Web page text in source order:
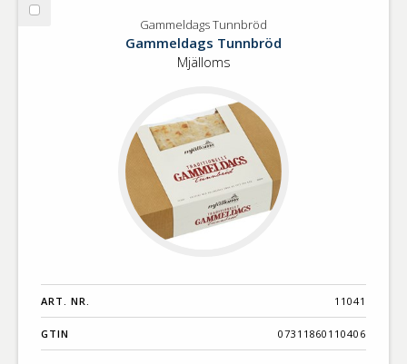
Välj
Gammeldags Tunnbröd
Gammeldags Tunnbröd
Mjälloms
ART. NR. 11041
GTIN 07311860110406